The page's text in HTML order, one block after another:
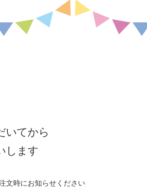
いてから
します
文時にお知らせください